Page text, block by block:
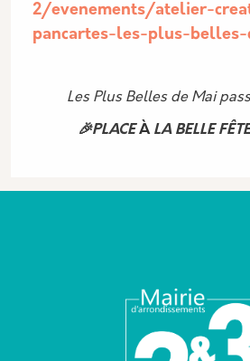
2/evenements/atelier-
pancartes-les-plus-belles-
Les Plus Belles de Mai
🎉PLACE ÀLA BELLE